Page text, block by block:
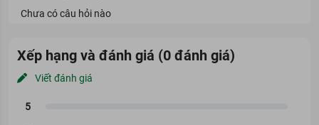
Chưa có câu hỏi nào
Xếp hạng và đánh giá (0 đánh giá)
Viết đánh giá